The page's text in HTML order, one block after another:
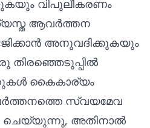
വിപുലീകരണം
ആവർത്തന
അനുവദിക്കുകയും
കൈകാര്യം
സ്വയമേവ
ചെയ്യുന്നു, അതിനാൽ